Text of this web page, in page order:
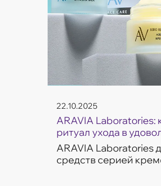
22.10.2025
ARAVIA
ритуал ухода в
ARAVIA Laboratories
средств серией